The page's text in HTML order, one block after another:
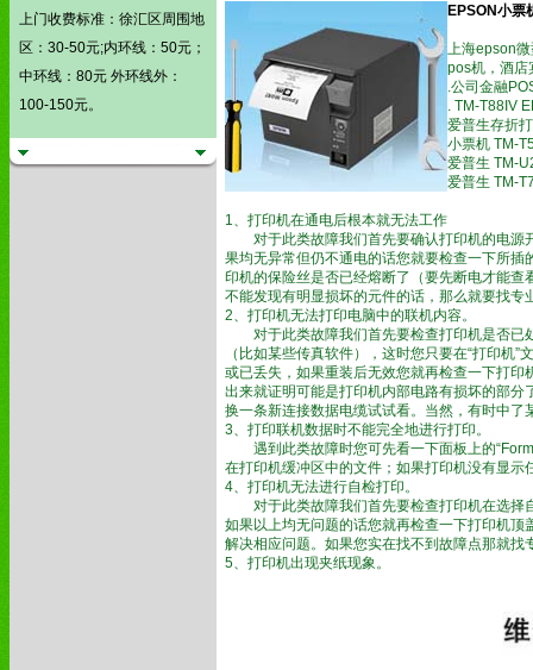
上门收费标准：徐汇区周围地
区：30-50元;内环线：50元；
中环线：80元 外环线外：
100-150元。
EPSON小票
上海epson
pos机，酒店
.公司金融
. TM-T88IV
爱普生存折
小票机 TM-
爱普生 TM-
爱普生 TM-
1、打印机在通电后根本就无法工作
对于此类故障我们首先要确认打印机的电源开
果均无异常但仍不通电的话您就要检查一下所
印机的保险丝是否已经熔断了（要先断电才能
不能发现有明显损坏的元件的话，那么就要找专
2、打印机无法打印电脑中的联机内容。
对于此类故障我们首先要检查打印机是否已
（比如某些传真软件），这时您只要在“打印机
或已丢失，如果重装后无效您就再检查一下打
出来就证明可能是打印机内部电路有损坏的部
换一条新连接数据电缆试试看。当然，有时中
3、打印联机数据时不能完全地进行打印。
遇到此类故障时您可先看一下面板上的“Form
在打印机缓冲区中的文件；如果打印机没有显
4、打印机无法进行自检打印。
对于此类故障我们首先要检查打印机在选择
如果以上均无问题的话您就再检查一下打印机
解决相应问题。如果您实在找不到故障点那就找
5、打印机出现夹纸现象。